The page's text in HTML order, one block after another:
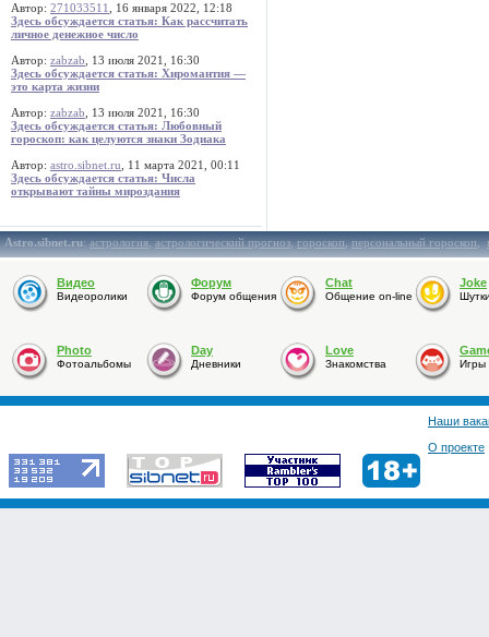
Автор: 271033511
, 16 января 2022, 12:18
Здесь обсуждается статья: Как рассчитать
личное денежное число
Автор: zabzab , 13 июля 2021, 16:30
Здесь обсуждается статья: Хиромантия —
это карта жизни
Автор: zabzab , 13 июля 2021, 16:30
Здесь обсуждается статья: Любовный
гороскоп: как целуются знаки Зодиака
Автор: astro.sibnet.ru , 11 марта 2021, 00:11
Здесь обсуждается статья: Числа
открывают тайны мироздания
Astro.sibnet.ru:астрология,астрологический прогноз,гороскоп,персональный гороскоп,
Видео
Видеоролики
Форум
Форум общения
Chat
Общение on-line
Joke
Photo
Фотоальбомы
Day
Дневники
Love
Знакомства Игры
Наши
О проекте